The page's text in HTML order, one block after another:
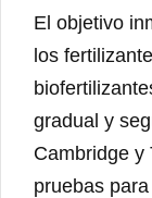
El objetivo
los
gradual y
Cambridge y
pruebas